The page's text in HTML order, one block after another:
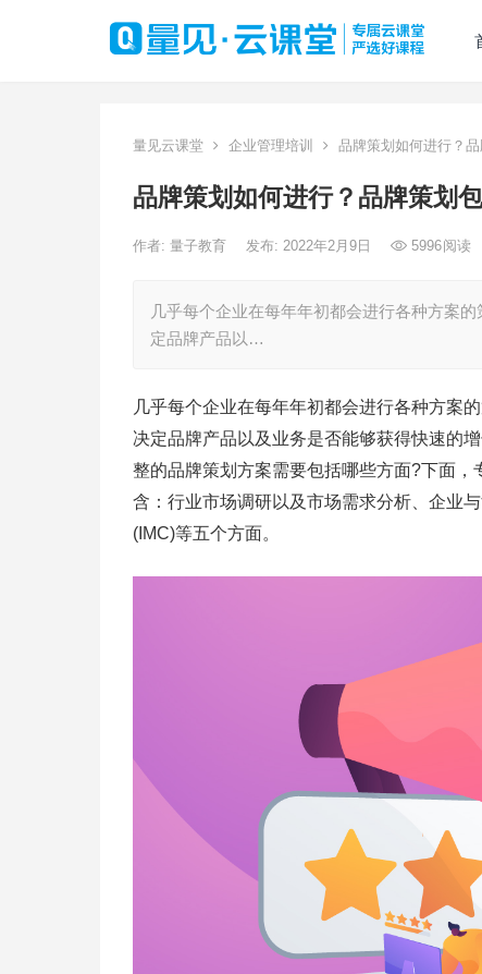
量见云课堂 企业管理培训 品牌策划如何进行？
品牌策划如何进行？品牌策划
作者: 量子教育 发布: 2022年2月9日 5996阅读
几乎每个企业在每年年初都会进行各种方案
定品牌产品以…
几乎每个企业在每年年初都会进行各种方案
决定品牌产品以及业务是否能够获得快速的
整的品牌策划方案需要包括哪些方面?下面
含：行业市场调研以及市场需求分析、企业
(IMC)等五个方面。